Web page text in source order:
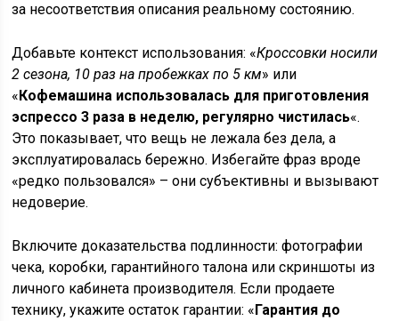
за несоответствия описания реальному состоянию.
Добавьте контекст использования: «Кроссовки носили
2 сезона, 10 раз на пробежках по 5 км» или
«Кофемашина использовалась для приготовления
эспрессо 3 раза в неделю, регулярно чистилась«.
Это показывает, что вещь не лежала без дела, а
эксплуатировалась бережно. Избегайте фраз вроде
«редко пользовался» – они субъективны и вызывают
недоверие.
Включите доказательства подлинности: фотографии
чека, коробки, гарантийного талона или скриншоты из
личного кабинета производителя. Если продаете
технику, укажите остаток гарантии: «Гарантия до